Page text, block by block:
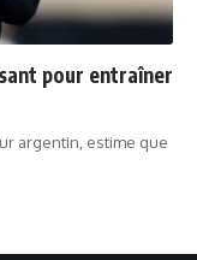
pour entraîner
argentin, estime que